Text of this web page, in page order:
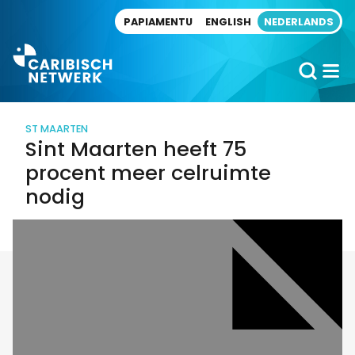
PAPIAMENTU ENGLISH NEDERLANDS
ST MAARTEN
Sint Maarten heeft 75
procent meer celruimte
nodig